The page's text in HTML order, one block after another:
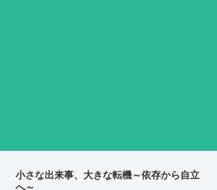
小さな出来事、大きな転機～依存から自立
へ～